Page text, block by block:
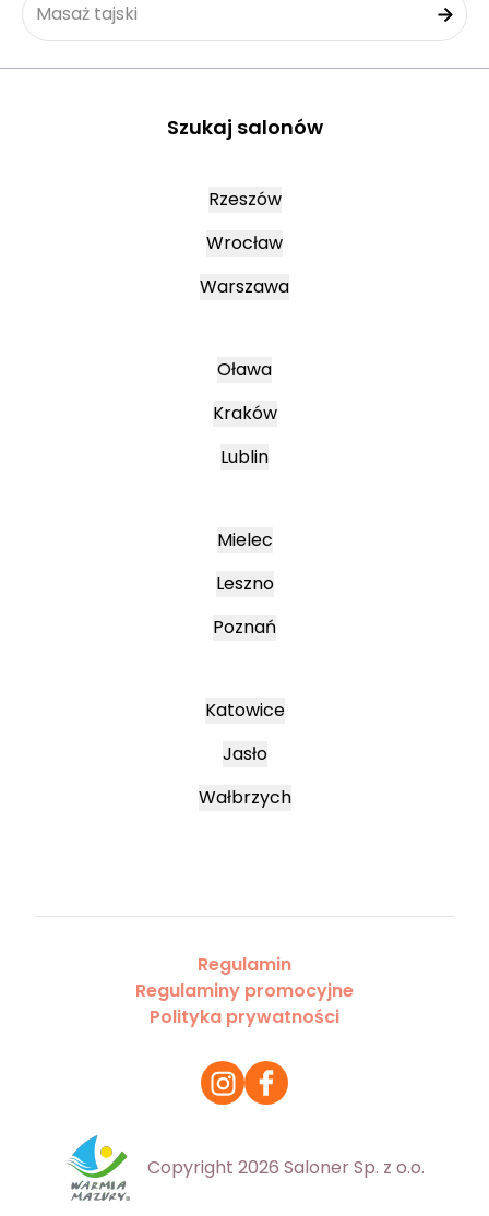
Masaż tajski
Szukaj salonów
Rzeszów
Wrocław
Warszawa
Oława
Kraków
Lublin
Mielec
Leszno
Poznań
Katowice
Jasło
Wałbrzych
Regulamin
Regulaminy promocyjne
Polityka prywatności
Copyright 2026 Saloner Sp. z o.o.